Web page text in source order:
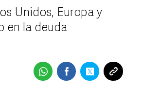
Unidos, Europa y
en la deuda